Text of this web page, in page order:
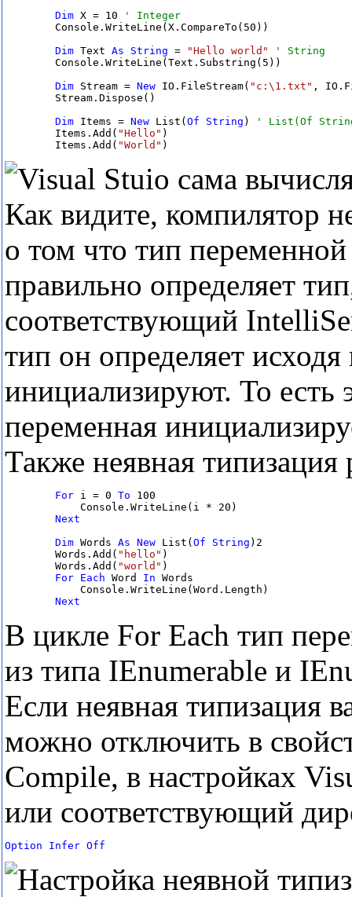
Dim X = 10
        Console.WriteLine(X.CompareTo(50))
Dim Text As String = "Hello world"
        Console.WriteLine(Text.Substring(5))
Dim Stream = New IO.FileStream( "c:\1.txt" ,
        Stream.Dispose()
Dim Items = New List( Of String )
        Items.Add(
"Hello" )
        Items.Add(
"World" )
Как видите, компилятор
о том что тип
правильно определяет
соответствующий
тип он определяет
инициализируют. То есть
переменная
Также неявная типизация
For i = 0 To 100
            Console.WriteLine(i * 20)
Next
Dim Words As New List( Of String )2
        Words.Add(
"hello" )
        Words.Add(
"world" )
For Each Word In Words
            Console.WriteLine(Word.Length)
Next
В цикле For Each тип
из типа IEnumerable и
Если неявная типизация
можно отключить в
Compile, в настройках
или соответствующий
Option Infer Off